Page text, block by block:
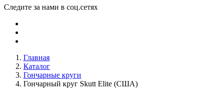
Следите за нами в соц.сетях
Главная
Каталог
Гончарные круги
Гончарный круг Skutt Elite (США)